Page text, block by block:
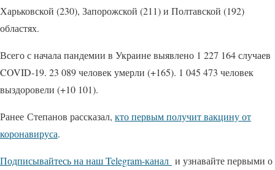
Харьковской (230), Запорожской (211) и Полтавской (192)
областях.
Всего с начала пандемии в Украине выявлено 1 227 164 случаев
COVID-19. 23 089 человек умерли (+165). 1 045 473 человек
выздоровели (+10 101).
Ранее Степанов рассказал, кто первым получит вакцину от
коронавируса.
Подписывайтесь на наш Telegram-канал и узнавайте первыми о